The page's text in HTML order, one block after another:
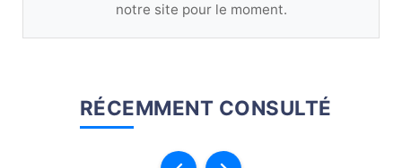
notre site pour le moment.
RÉCEMMENT CONSULTÉ